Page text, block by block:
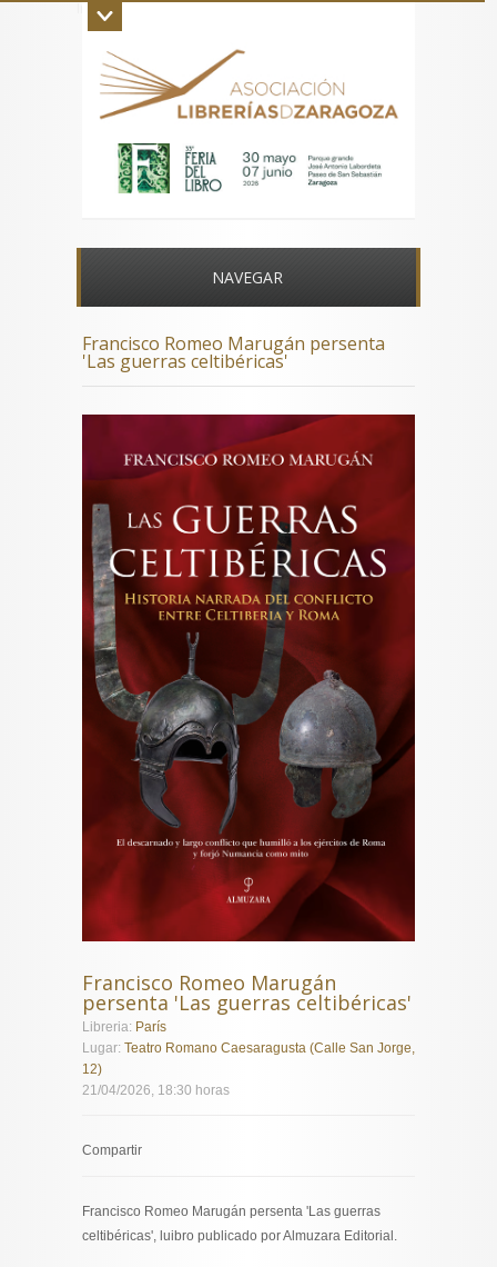
Inicio La asociación Aviso legal Contacto
NAVEGAR
Francisco Romeo Marugán persenta
'Las guerras celtibéricas'
Francisco Romeo Marugán
persenta 'Las guerras celtibéricas'
Libreria: París
Lugar: Teatro Romano Caesaragusta (Calle San Jorge,
12)
21/04/2026, 18:30 horas
Compartir
Francisco Romeo Marugán persenta 'Las guerras
celtibéricas', luibro publicado por Almuzara Editorial.